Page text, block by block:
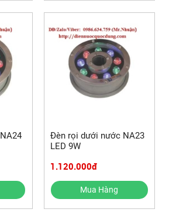
Đèn rọi dưới nước NA23
LED 9W
1.120.000đ
Mua Hàng